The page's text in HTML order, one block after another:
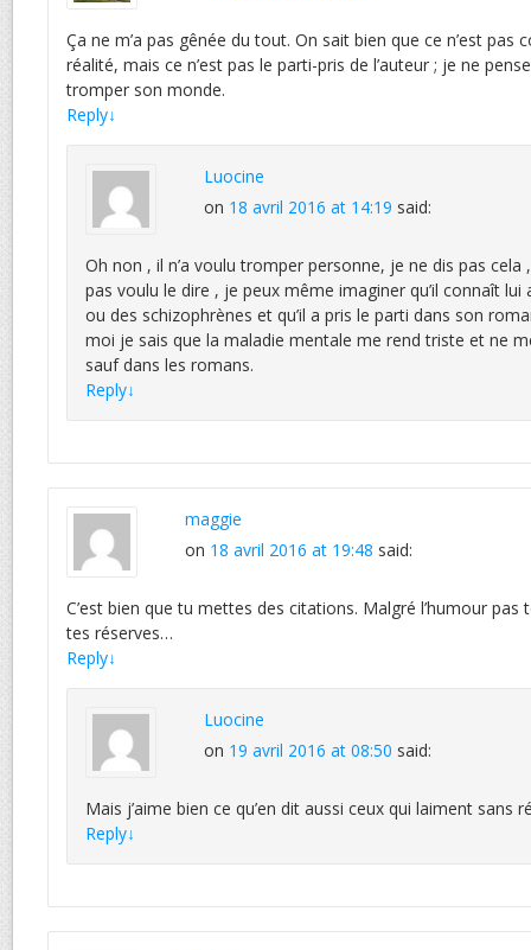
Ça ne m’a pas gênée du tout. On sait bien que ce n’est pas
réalité, mais ce n’est pas le parti-pris de l’auteur ; je ne
tromper son monde.
Reply↓
Luocine
on 18 avril 2016 at 14:19 said:
Oh non , il n’a voulu tromper personne, je ne dis pas cela
pas voulu le dire , je peux même imaginer qu’il connaît lui
ou des schizophrènes et qu’il a pris le parti dans son
moi je sais que la maladie mentale me rend triste et ne
sauf dans les romans.
Reply↓
maggie
on 18 avril 2016 at 19:48 said:
C’est bien que tu mettes des citations. Malgré l’humour
tes réserves…
Reply↓
Luocine
on 19 avril 2016 at 08:50 said:
Mais j’aime bien ce qu’en dit aussi ceux qui laiment sans
Reply↓